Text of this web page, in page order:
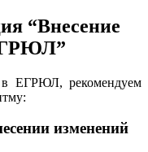
“Внесение
в ЕГРЮЛ, рекомендуем
изменений